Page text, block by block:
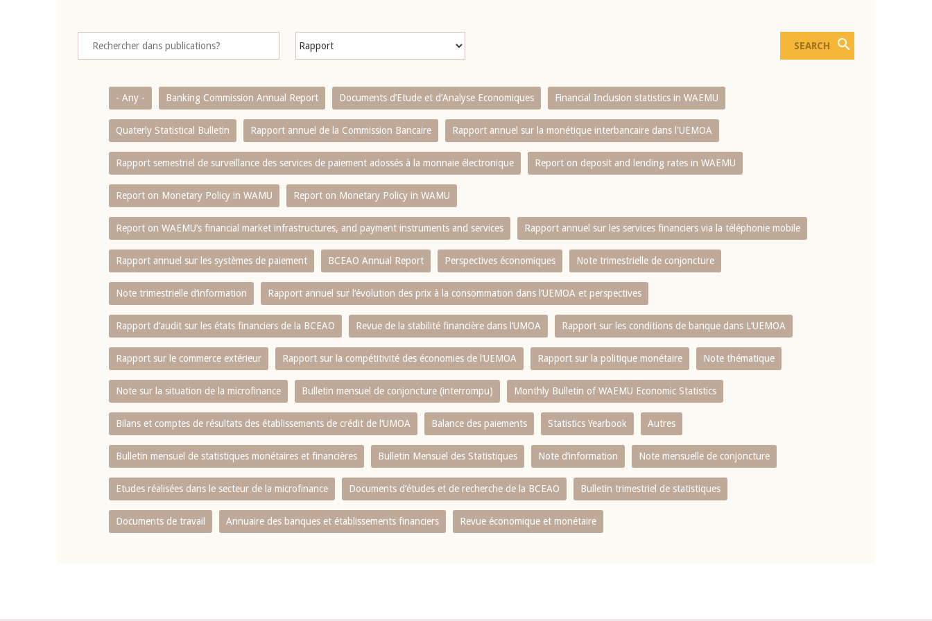
- Any - Banking Commission Annual Report Documents d’Etude et d’Analyse Economiques Financial Inclusion statistics in WAEMU
Quaterly Statistical Bulletin Rapport annuel de la Commission Bancaire Rapport annuel sur la monétique interbancaire dans l'UEMOA
Rapport semestriel de surveillance des services de paiement adossés à la monnaie électronique Report on deposit and lending rates in WAEMU
Report on Monetary Policy in WAMU Report on Monetary Policy in WAMU
Report on WAEMU’s financial market infrastructures, and payment instruments and services Rapport annuel sur les services financiers via la téléphonie mobile
Rapport annuel sur les systèmes de paiement BCEAO Annual Report Perspectives économiques Note trimestrielle de conjoncture
Note trimestrielle d‘information Rapport annuel sur l‘évolution des prix à la consommation dans l‘UEMOA et perspectives
Rapport d‘audit sur les états financiers de la BCEAO Revue de la stabilité financière dans l‘UMOA Rapport sur les conditions de banque dans L‘UEMOA
Rapport sur le commerce extérieur Rapport sur la compétitivité des économies de l‘UEMOA Rapport sur la politique monétaire Note thématique
Note sur la situation de la microfinance Bulletin mensuel de conjoncture (interrompu) Monthly Bulletin of WAEMU Economic Statistics
Bilans et comptes de résultats des établissements de crédit de l‘UMOA Balance des paiements Statistics Yearbook Autres
Bulletin mensuel de statistiques monétaires et financières Bulletin Mensuel des Statistiques Note d’information Note mensuelle de conjoncture
Etudes réalisées dans le secteur de la microfinance Documents d’études et de recherche de la BCEAO Bulletin trimestriel de statistiques
Documents de travail Annuaire des banques et établissements financiers Revue économique et monétaire